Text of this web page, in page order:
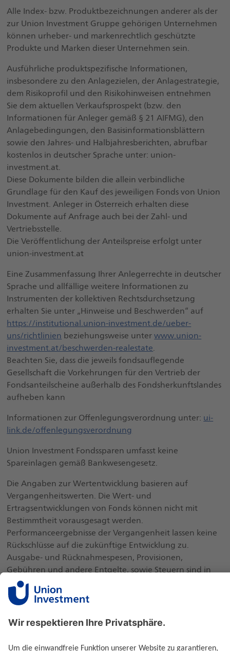
Alle Index- bzw. Produktbezeichnungen anderer als der
zur Union Investment Gruppe gehörigen Unternehmen
können urheber- und markenrechtlich geschützte
Produkte und Marken dieser Unternehmen sein.
Ausführliche produktspezifische Informationen,
insbesondere zu den Anlagezielen, der Anlagestrategie,
dem Risikoprofil und den Risikohinweisen entnehmen
Sie dem aktuellen Verkaufsprospekt (bzw. den
Informationen für Anleger gemäß § 21 AIFMG), den
Anlagebedingungen, den Basisinformationsblättern
sowie den Jahres- und Halbjahresberichten, abrufbar
kostenlos in deutscher Sprache unter: union-
investment.at.
Diese Dokumente bilden die allein verbindliche
Grundlage für den Kauf des jeweiligen Fonds von Union
Investment. Anleger in Österreich erhalten diese
Dokumente auf Anfrage auch bei der Zahl- und
Vertriebsstelle.
Die Veröffentlichung der Anteilspreise erfolgt unter
union-investment.at
Eine Zusammenfassung Ihrer Anlegerrechte in deutscher
Sprache und allfällige weitere Informationen zu
Instrumenten der kollektiven Rechtsdurchsetzung
erhalten Sie unter „Hinweise und Beschwerden“ auf
https://institutional.union-investment.de/ueber-
uns/richtlinien beziehungsweise unterwww.union-
investment.at/beschwerden-realestate.
Beachten Sie, dass die jeweils fondsauflegende
Gesellschaft die Vorkehrungen für den Vertrieb der
Fondsanteilscheine außerhalb des Fondsherkunftslandes
aufheben kann
Informationen zur Offenlegungsverordnung unter: ui-
link.de/offenlegungsverordnung
Union Investment Fondssparen umfasst keine
Spareinlagen gemäß Bankwesengesetz.
Die Angaben zur Wertentwicklung basieren auf
Vergangenheitswerten. Die Wert- und
Ertragsentwicklungen von Fonds können nicht mit
Bestimmtheit vorausgesagt werden.
Performanceergebnisse der Vergangenheit lassen keine
Rückschlüsse auf die zukünftige Entwicklung zu.
Ausgabe- und Rücknahmespesen, Provisionen,
Gebühren und andere Entgelte, sowie Steuern sind in
der Performanceberechnung nicht berücksichtigt und
können sich mindernd auf die angeführte
Bruttowertentwicklung auswirken.